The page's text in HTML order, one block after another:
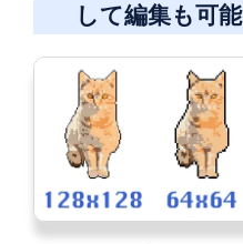
して編集も可能